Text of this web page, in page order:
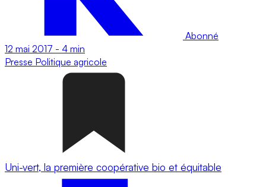
Abonné
12 mai 2017 - 4 min
Presse Politique agricole
Uni-vert, la première coopérative bio et équitable